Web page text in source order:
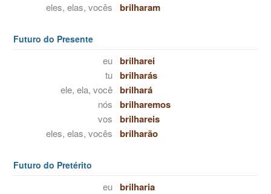
eles, elas, vocês brilharam
Futuro do Presente
eu brilharei
tu brilharás
ele, ela, você brilhará
nós brilharemos
vos brilhareis
eles, elas, vocês brilharão
Futuro do Pretérito
eu brilharia